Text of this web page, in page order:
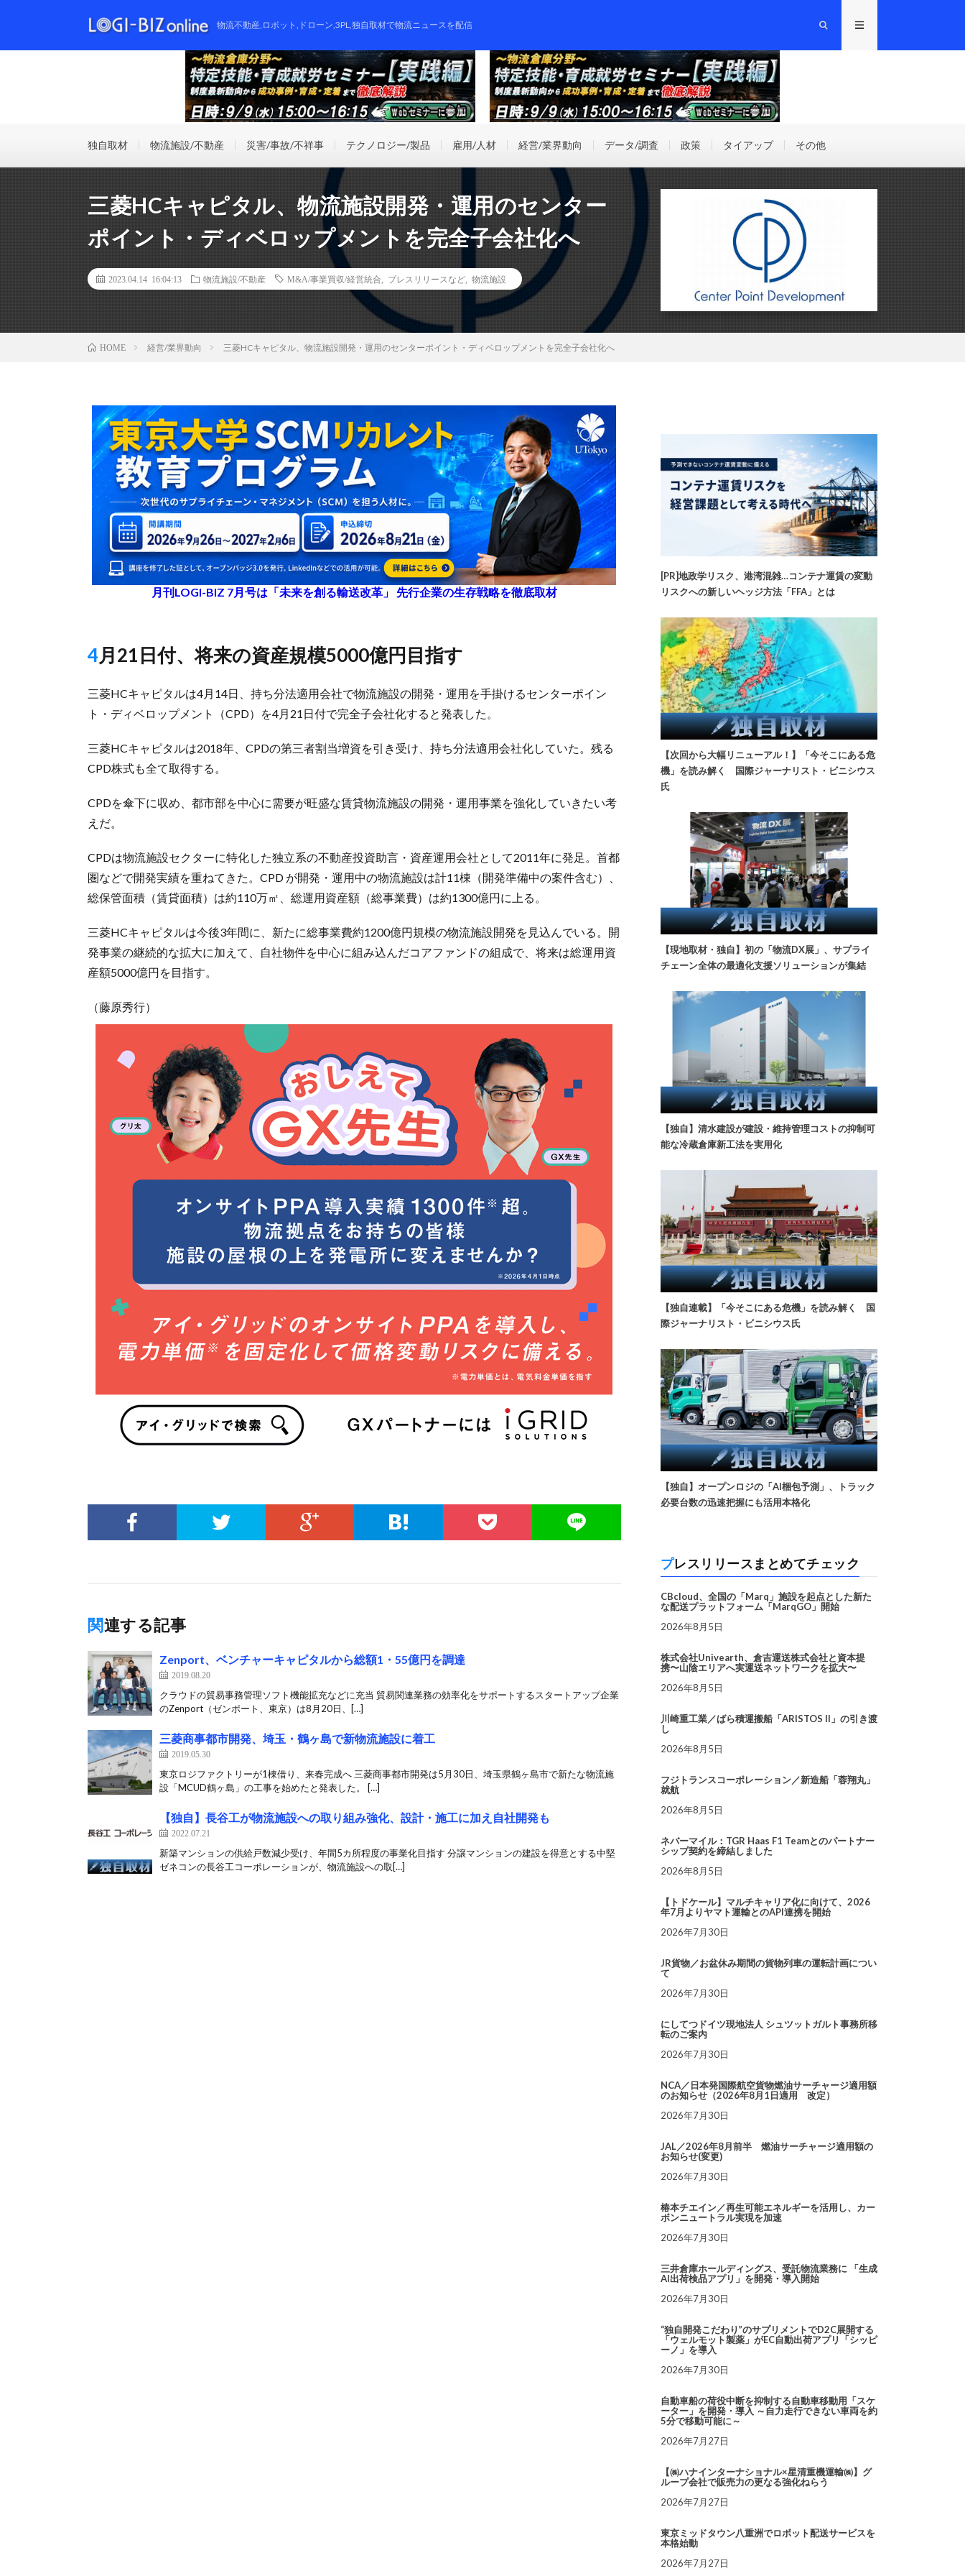
物流不動産,ロボット,ドローン,3PL,独自取材で物流ニュースを配信
独自取材 物流施設/不動産 災害/事故/不祥事 テクノロジー/製品 雇用/人材 経営/業界動向 データ/調査 政策 タイアップ その他
三菱HCキャピタル、物流施設開発・運用のセンター
ポイント・ディベロップメントを完全子会社化へ
2023.04.14 16:04:13 物流施設/不動産 M&A/事業買収/経営統合 プレスリリースなど 物流施設
HOME 経営/業界動向 三菱HCキャピタル、物流施設開発・運用のセンターポイント・ディベロップメントを完全子会社化へ
月刊LOGI-BIZ 7月号は「未来を創る輸送改革」 先行企業の生存戦略を徹底取材
4月21日付、将来の資産規模5000億円目指す
三菱HCキャピタルは4月14日、持ち分法適用会社で物流施設の開発・運用を手掛けるセンターポイン
ト・ディベロップメント（CPD）を4月21日付で完全子会社化すると発表した。
三菱HCキャピタルは2018年、CPDの第三者割当増資を引き受け、持ち分法適用会社化していた。残る
CPD株式も全て取得する。
CPDを傘下に収め、都市部を中心に需要が旺盛な賃貸物流施設の開発・運用事業を強化していきたい考
えだ。
CPDは物流施設セクターに特化した独立系の不動産投資助言・資産運用会社として2011年に発足。首都
圏などで開発実績を重ねてきた。CPD が開発・運用中の物流施設は計11棟（開発準備中の案件含む）、
総保管面積（賃貸面積）は約110万㎡、総運用資産額（総事業費）は約1300億円に上る。
三菱HCキャピタルは今後3年間に、新たに総事業費約1200億円規模の物流施設開発を見込んでいる。開
発事業の継続的な拡大に加えて、自社物件を中心に組み込んだコアファンドの組成で、将来は総運用資
産額5000億円を目指す。
（藤原秀行）
関連する記事
Zenport、ベンチャーキャピタルから総額1・55億円を調達
2019.08.20
クラウドの貿易事務管理ソフト機能拡充などに充当 貿易関連業務の効率化をサポートするスタートアップ企業
のZenport（ゼンポート、東京）は8月20日、[…]
三菱商事都市開発、埼玉・鶴ヶ島で新物流施設に着工
2019.05.30
東京ロジファクトリーが1棟借り、来春完成へ 三菱商事都市開発は5月30日、埼玉県鶴ヶ島市で新たな物流施
設「MCUD鶴ヶ島」の工事を始めたと発表した。 […]
【独自】長谷工が物流施設への取り組み強化、設計・施工に加え自社開発も
2022.07.21
新築マンションの供給戸数減少受け、年間5カ所程度の事業化目指す 分譲マンションの建設を得意とする中堅
ゼネコンの長谷工コーポレーションが、物流施設への取[…]
[PR]地政学リスク、港湾混雑…コンテナ運賃の変動
リスクへの新しいヘッジ方法「FFA」とは
【次回から大幅リニューアル！】「今そこにある危
機」を読み解く 国際ジャーナリスト・ビニシウス
氏
【現地取材・独自】初の「物流DX展」、サプライ
チェーン全体の最適化支援ソリューションが集結
【独自】清水建設が建設・維持管理コストの抑制可
能な冷蔵倉庫新工法を実用化
【独自連載】「今そこにある危機」を読み解く 国
際ジャーナリスト・ビニシウス氏
【独自】オープンロジの「AI梱包予測」、トラック
必要台数の迅速把握にも活用本格化
プレスリリースまとめてチェック
CBcloud、全国の「Marq」施設を起点とした新た
な配送プラットフォーム「MarqGO」開始
2026年8月5日
株式会社Univearth、倉吉運送株式会社と資本提
携〜山陰エリアへ実運送ネットワークを拡大〜
2026年8月5日
川崎重工業／ばら積運搬船「ARISTOS II」の引き渡
し
2026年8月5日
フジトランスコーポレーション／新造船「蓉翔丸」
就航
2026年8月5日
ネバーマイル：TGR Haas F1 Teamとのパートナー
シップ契約を締結しました
2026年8月5日
【トドケール】マルチキャリア化に向けて、2026
年7月よりヤマト運輸とのAPI連携を開始
2026年7月30日
JR貨物／お盆休み期間の貨物列車の運転計画につい
て
2026年7月30日
にしてつドイツ現地法人 シュツットガルト事務所移
転のご案内
2026年7月30日
NCA／日本発国際航空貨物燃油サーチャージ適用額
のお知らせ（2026年8月1日適用 改定）
2026年7月30日
JAL／2026年8月前半 燃油サーチャージ適用額の
お知らせ(変更)
2026年7月30日
椿本チエイン／再生可能エネルギーを活用し、カー
ボンニュートラル実現を加速
2026年7月30日
三井倉庫ホールディングス、受託物流業務に 「生成
AI出荷検品アプリ」を開発・導入開始
2026年7月30日
“独自開発こだわり”のサプリメントでD2C展開する
「ウェルモット製薬」がEC自動出荷アプリ「シッピ
ーノ」を導入
2026年7月30日
自動車船の荷役中断を抑制する自動車移動用「スケ
ーター」を開発・導入 ～自力走行できない車両を約
5分で移動可能に～
2026年7月27日
【㈱ハナインターナショナル×星清重機運輸㈱】グ
ループ会社で販売力の更なる強化ねらう
2026年7月27日
東京ミッドタウン八重洲でロボット配送サービスを
本格始動
2026年7月27日